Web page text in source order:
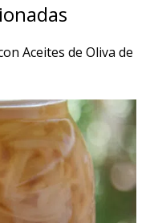
Aceites de Oliva de